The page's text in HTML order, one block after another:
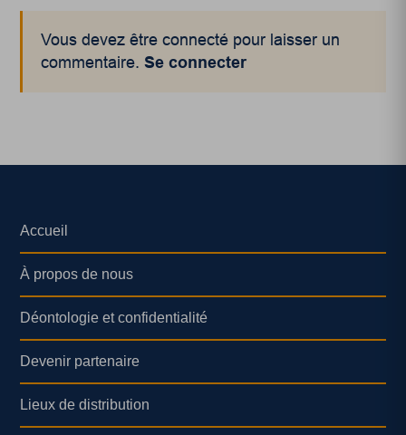
Vous devez être connecté pour laisser un
commentaire.Se connecter
Accueil
À propos de nous
Déontologie et confidentialité
Devenir partenaire
Lieux de distribution